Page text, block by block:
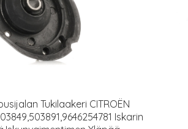
Tukilaakeri CITROËN
Iskarin